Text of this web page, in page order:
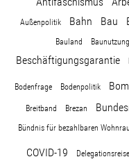
Außenpolitik Bahn Bau
Bauland
Beschäftigungsgarantie
Bodenfrage Bodenpolitik
Breitband Brezan
Bündnis für bezahlbaren
COVID-19
Delegationsreise